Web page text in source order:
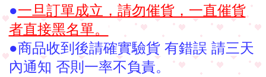
●一旦訂單成立，請勿催貨，一直催貨
者直接黑名單。
●商品收到後請確實驗貨 有錯誤 請三天
內通知 否則一率不負責。